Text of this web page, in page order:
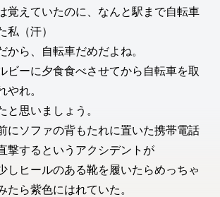
覚えていたのに、なんと駅まで自転車
私（汗）
から、自転車だめだよね。
ビーに夕食食べさせてから自転車を取
やれ。
と思いましょう。
にソファの背もたれに置いた携帯電話
撃するというアクシデントが
しヒールのある靴を履いたらめっちゃ
たら紫色にはれていた。